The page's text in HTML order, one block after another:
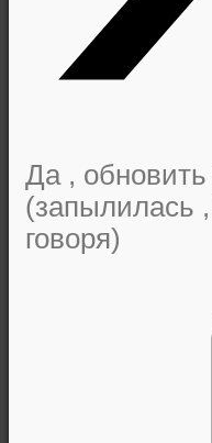
Да , обновить
(запылилась
говоря)